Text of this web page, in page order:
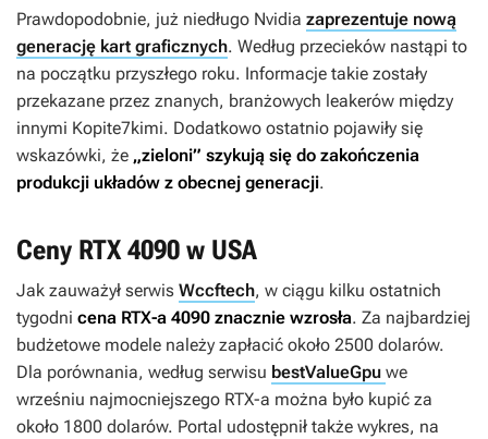
Prawdopodobnie, już niedługo Nvidia zaprezentuje nową
generację kart graficznych. Według przecieków nastąpi to
na początku przyszłego roku. Informacje takie zostały
przekazane przez znanych, branżowych leakerów między
innymi Kopite7kimi. Dodatkowo ostatnio pojawiły się
wskazówki, że „zieloni” szykują się do zakończenia
produkcji układów z obecnej generacji.
Ceny RTX 4090 w USA
Jak zauważył serwis Wccftech, w ciągu kilku ostatnich
tygodni cena RTX-a 4090 znacznie wzrosła. Za najbardziej
budżetowe modele należy zapłacić około 2500 dolarów.
Dla porównania, według serwisu bestValueGpu we
wrześniu najmocniejszego RTX-a można było kupić za
około 1800 dolarów. Portal udostępnił także wykres, na